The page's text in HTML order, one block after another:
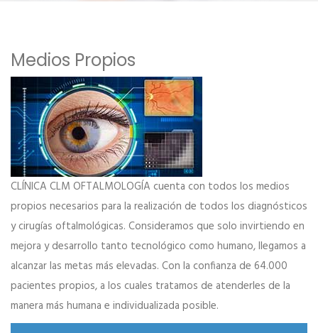
Medios Propios
CLÍNICA CLM OFTALMOLOGÍA cuenta con todos los medios
propios necesarios para la realización de todos los diagnósticos
y cirugías oftalmológicas. Consideramos que solo invirtiendo en
mejora y desarrollo tanto tecnológico como humano, llegamos a
alcanzar las metas más elevadas. Con la confianza de 64.000
pacientes propios, a los cuales tratamos de atenderles de la
manera más humana e individualizada posible.